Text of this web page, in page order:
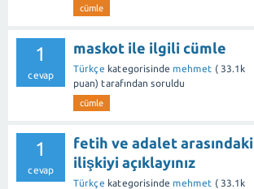
cümle
1
cevap
maskot ile ilgili cümle
Türkçe kategorisinde mehmet ( 33.1k
puan) tarafından soruldu
cümle
1
cevap
fetih ve adalet arasındaki
ilişkiyi açıklayınız
Türkçe kategorisinde mehmet ( 33.1k